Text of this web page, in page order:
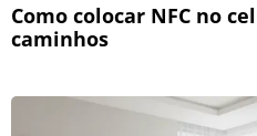
Como colocar NFC no
caminhos